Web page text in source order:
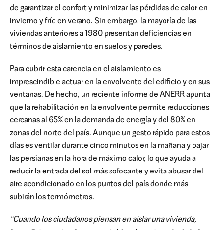
de garantizar el confort y minimizar las pérdidas de calor en
invierno y frío en verano. Sin embargo, la mayoría de las
viviendas anteriores a 1980 presentan deficiencias en
términos de aislamiento en suelos y paredes.
Para cubrir esta carencia en el aislamiento es
imprescindible actuar en la envolvente del edificio y en sus
ventanas. De hecho, un reciente informe de ANERR apunta
que la rehabilitación en la envolvente permite reducciones
cercanas al 65% en la demanda de energía y del 80% en
zonas del norte del país. Aunque un gesto rápido para estos
días es ventilar durante cinco minutos en la mañana y bajar
las persianas en la hora de máximo calor, lo que ayuda a
reducir la entrada del sol más sofocante y evita abusar del
aire acondicionado en los puntos del país donde más
subirán los termómetros.
“Cuando los ciudadanos piensan en aislar una vivienda,